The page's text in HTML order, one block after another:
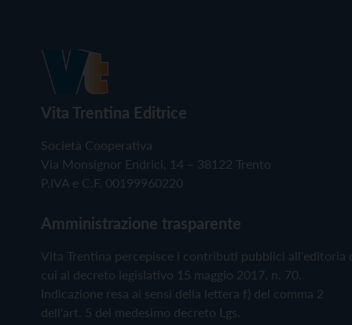
Vita Trentina Editrice
Società Cooperativa
Via Monsignor Endrici, 14 – 38122 Trento
P.IVA e C.F. 00199960220
Amministrazione trasparente
Vita Trentina percepisce i contributi pubblici all'editoria
cui al decreto legislativo 15 maggio 2017, n. 70.
Indicazione resa ai sensi della lettera f) del comma 2
dell'art. 5 del medesimo decreto Lgs.